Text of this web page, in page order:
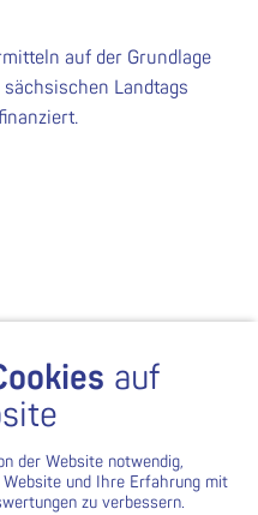
auf der Grundlage
Landtags
auf
der Website notwendig,
und Ihre Erfahrung mit
zu verbessern.